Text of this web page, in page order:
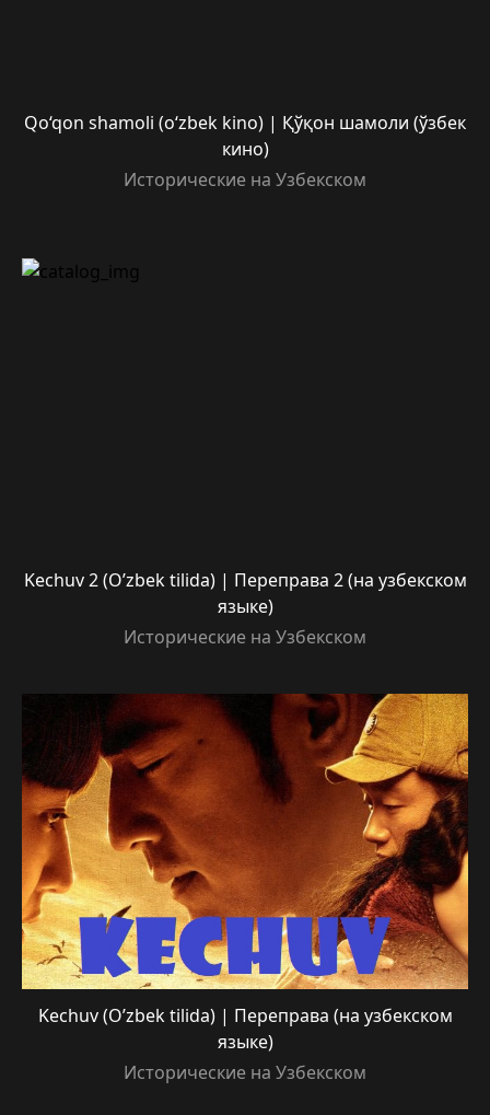
Qo‘qon shamoli (o‘zbek kino) | Қўқон шамоли (ўзбек
кино)
Исторические на Узбекском
Kechuv 2 (O’zbek tilida) | Переправа 2 (на узбекском
языке)
Исторические на Узбекском
Kechuv (O’zbek tilida) | Переправа (на узбекском
языке)
Исторические на Узбекском